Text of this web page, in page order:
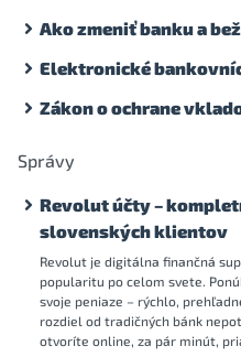
Ako zmeniť banku a
Elektronické
Zákon o ochrane
Správy
Revolut účty –
slovenských klientov
Revolut je digitálna finančná
popularitu po celom svete.
svoje peniaze – rýchlo,
rozdiel od tradičných bánk
otvoríte online, za pár minút,